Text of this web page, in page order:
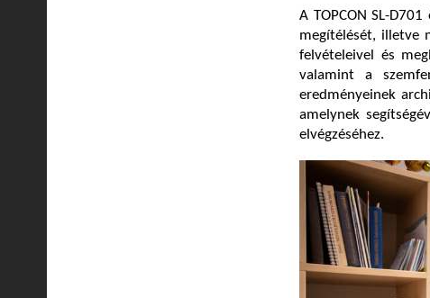
A TOPCON SL-
megítélését, illetve
felvételeivel és
valamint a
eredményeinek
amelynek
elvégzéséhez.